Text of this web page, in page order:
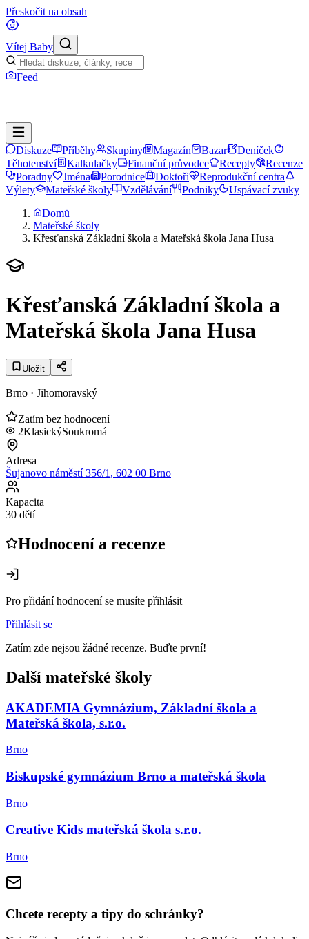
Přeskočit na obsah
Vítej Baby
Feed
Diskuze Příběhy Skupiny Magazín Bazar
Deníček
Těhotenství
Kalkulačky Finanční průvodce Recepty
Recenze
Poradny
Jména Porodnice Doktoři
Reprodukční centra
Výlety
Mateřské školy Vzdělávání Podniky
Uspávací zvuky
Domů
Mateřské školy
Křesťanská Základní škola a Mateřská škola Jana Husa
Křesťanská Základní škola a
Mateřská škola Jana Husa
Uložit
Brno · Jihomoravský
Zatím bez hodnocení
2KlasickýSoukromá
Adresa
Šujanovo náměstí 356/1, 602 00 Brno
Kapacita
30 dětí
Hodnocení a recenze
Pro přidání hodnocení se musíte přihlásit
Přihlásit se
Zatím zde nejsou žádné recenze. Buďte první!
Další mateřské školy
AKADEMIA Gymnázium, Základní škola a
Mateřská škola, s.r.o.
Brno
Biskupské gymnázium Brno a mateřská škola
Brno
Creative Kids mateřská škola s.r.o.
Brno
Chcete recepty a tipy do schránky?